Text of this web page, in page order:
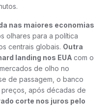
nas maiores economias
olhares para a política
centrais globais. Outra
landing nos EUA com o
de olho no
de passagem, o banco
após décadas de
corte nos juros pelo